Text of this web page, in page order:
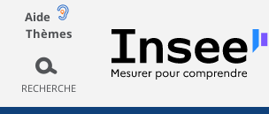
Aide
Thèmes
RECHERCHE